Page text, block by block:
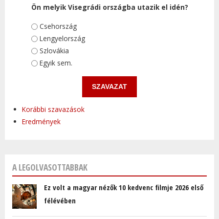
Ön melyik Visegrádi országba utazik el idén?
Választások
Csehország
Lengyelország
Szlovákia
Egyik sem.
Korábbi szavazások
Eredmények
A LEGOLVASOTTABBAK
Ez volt a magyar nézők 10 kedvenc filmje 2026 első
félévében